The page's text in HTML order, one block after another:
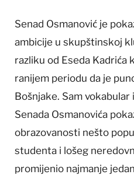
Senad Osmanović je
ambicije u skupštinskoj
razliku od Eseda Kadrića
ranijem periodu da je
Bošnjake. Sam vokabular
Senada Osmanovića
obrazovanosti nešto
studenta i lošeg
promijenio najmanje